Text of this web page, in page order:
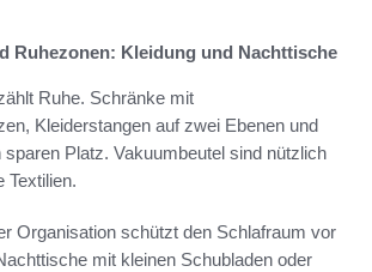
Ruhezonen: Kleidung und Nachttische
Ruhe. Schränke mit
Kleiderstangen auf zwei Ebenen und
Platz. Vakuumbeutel sind nützlich
Textilien.
Organisation schützt den Schlafraum vor
mit kleinen Schubladen oder